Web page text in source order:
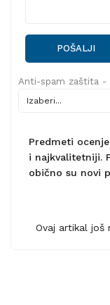
POŠALJI
Anti-spam zaštita -
Predmeti
i najkvalitetniji.
obično su novi
Ovaj artikal još